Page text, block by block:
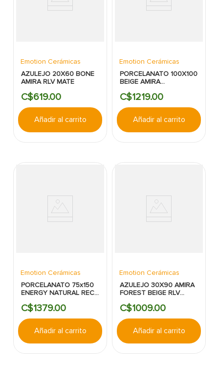
Emotion Cerámicas
AZULEJO 20X60 BONE
AMIRA RLV MATE
C$619.00
Añadir al carrito
Emotion Cerámicas
PORCELANATO 100X100
BEIGE AMIRA
C$1219.00
Añadir al carrito
Emotion Cerámicas
PORCELANATO 75x150
ENERGY NATURAL RECT
C$1379.00
Añadir al carrito
Emotion Cerámicas
AZULEJO 30X90 AMIRA
FOREST BEIGE RLV
C$1009.00
Añadir al carrito